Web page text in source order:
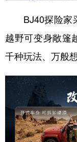
BJ40探险家采
越野可变身敞篷
千种玩法、万般